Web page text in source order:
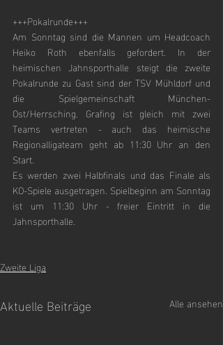
+++Pokalrunde+++
Am Sonntag sind die Mannen um Headcoach
Heiko Roth ebenfalls gefordert. In der
heimischen Jahnsporthalle steigt die zweite
Pokalrunde zu Gast sind der TSV Mühldorf und
die Spielgemeinschaft München-
Ost/Herrsching. Grafing ist gleich mit zwei
Teams vertreten - auch das heimische
Regionalligateam geht ab 11:30 Uhr an den
Start.
Es werden zwei Halbfinals und das Finale als
KO-Spiele ausgetragen. Spielbeginn am Sonntag
ist um 11:30 Uhr - freier Eintritt in die
Jahnsporthalle.
Zweite Liga
Aktuelle Beiträge Alle ansehen